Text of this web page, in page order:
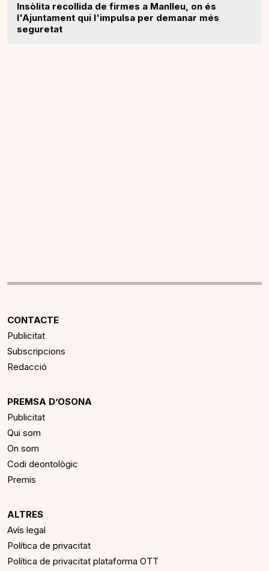
Insòlita recollida de firmes a Manlleu, on és
l'Ajuntament qui l'impulsa per demanar més
seguretat
CONTACTE
Publicitat
Subscripcions
Redacció
PREMSA D’OSONA
Publicitat
Qui som
On som
Codi deontològic
Premis
ALTRES
Avís legal
Política de privacitat
Política de privacitat plataforma OTT